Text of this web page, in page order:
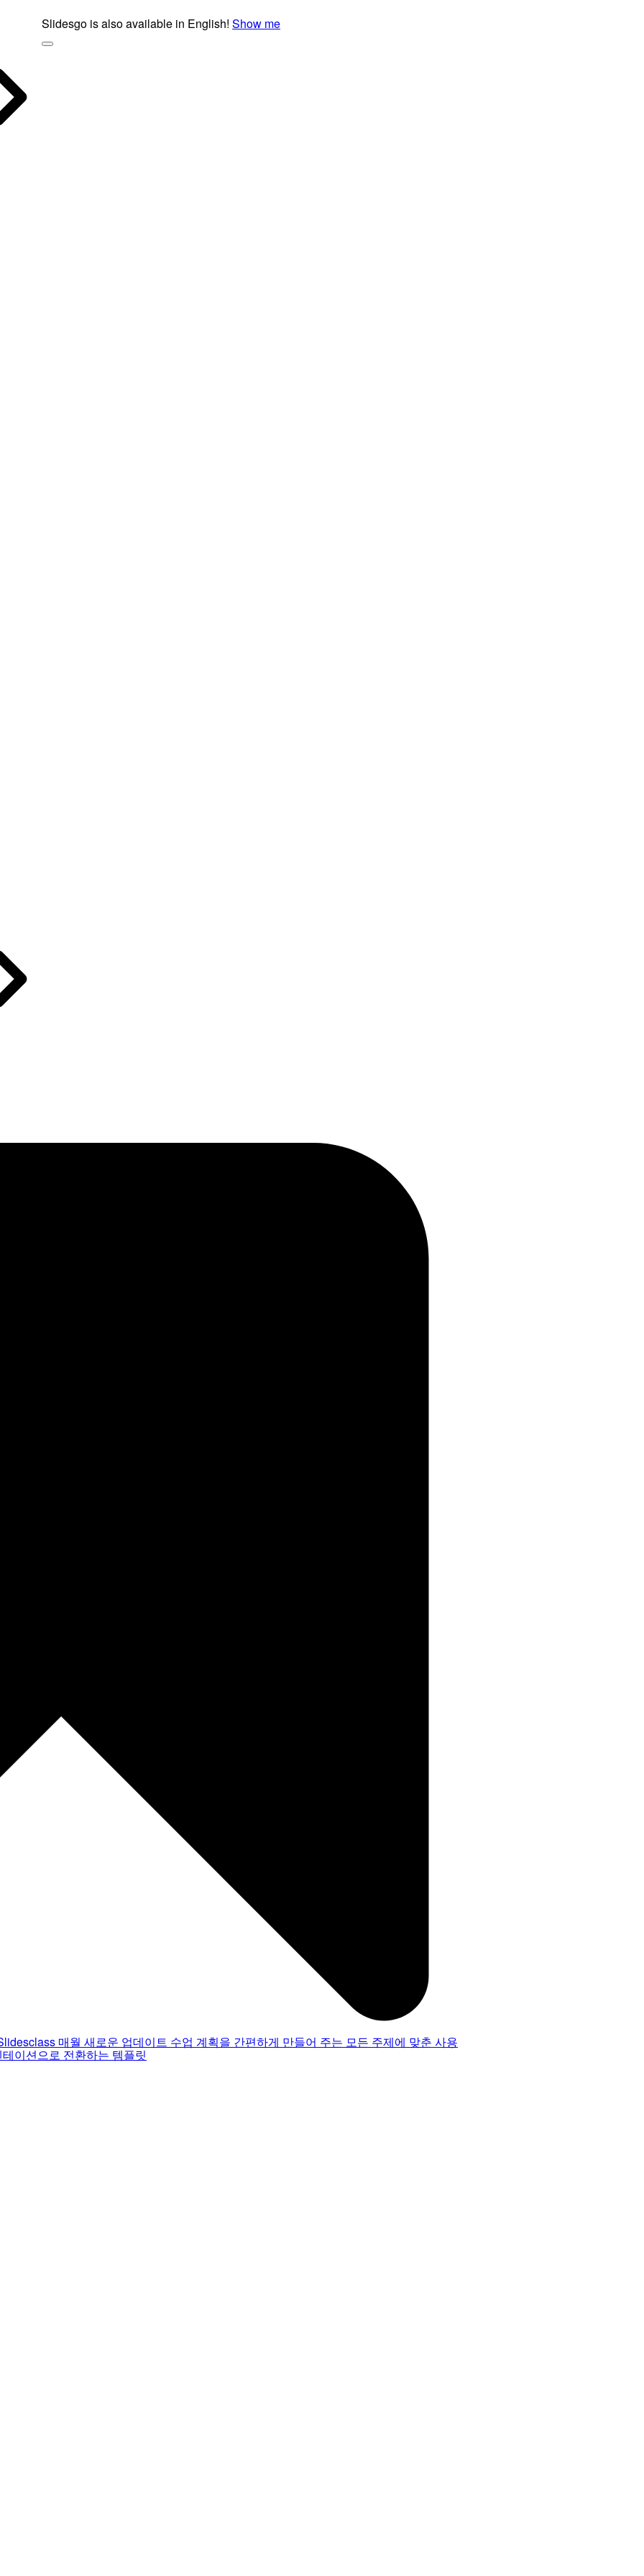
Slidesgo is also available in English! Show me
매월 새로운 업데이트 수업 계획을 간편하게 만들어 주는 모든 주제에 맞춘 사용
이션으로 전환하는 템플릿